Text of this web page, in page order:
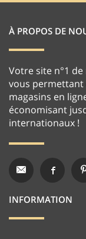
À PROPOS DE
Votre site n°1
vous permettant
magasins en
économisant
internationaux !
INFORMATION